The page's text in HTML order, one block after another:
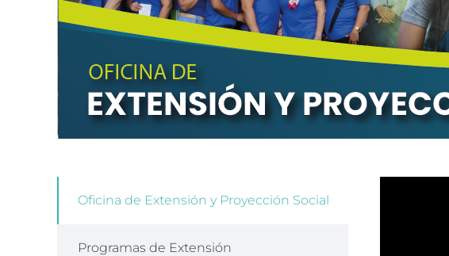
Oficina de Extensión y Proyección Social
Programas de Extensión